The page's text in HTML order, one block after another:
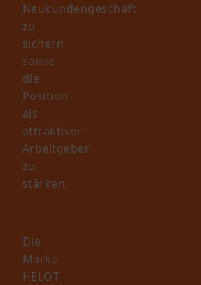
Neukundengeschäft
zu
sichern
sowie
die
Position
als
attraktiver
Arbeitgeber
zu
stärken.
Die
Marke
HELOT